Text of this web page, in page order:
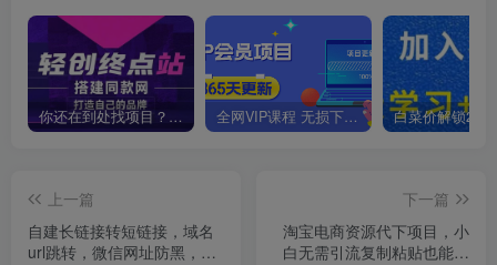
你还在到处找项目？还在当韭菜？我靠卖项目一个月收入5万+，曾经我也是个失败者。 全网VIP课程 无损下载~
上一篇
自建长链接转短链接，域名
url跳转，微信网址防黑，视
下一篇
淘宝电商资源代下项目，小
白无需引流复制粘贴也能日